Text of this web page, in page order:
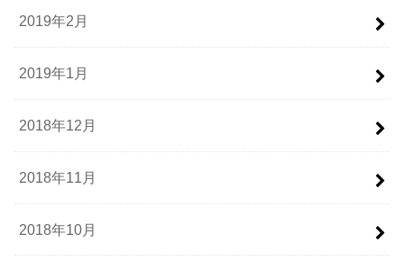
2019年2月
2019年1月
2018年12月
2018年11月
2018年10月